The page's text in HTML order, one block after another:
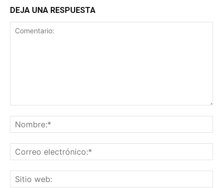
DEJA UNA RESPUESTA